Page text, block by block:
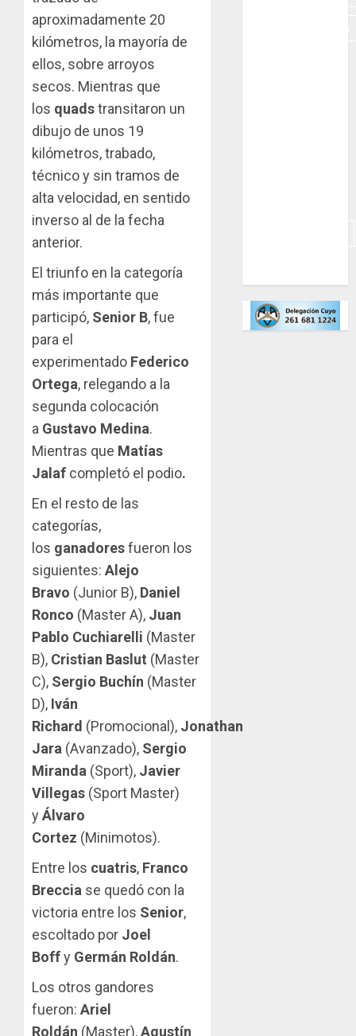
aproximadamente 20
kilómetros, la mayoría de
ellos, sobre arroyos
secos. Mientras que
los quadstransitaron un
dibujo de unos 19
kilómetros, trabado,
técnico y sin tramos de
alta velocidad, en sentido
inverso al de la fecha
anterior.
El triunfo en la categoría
más importante que
participó, Senior B, fue
para el
experimentado Federico
Ortega, relegando a la
segunda colocación
a Gustavo Medina.
Mientras que Matías
Jalaf completó el podio.
En el resto de las
categorías,
los ganadoresfueron los
siguientes: Alejo
Bravo (Junior B), Daniel
Ronco (Master A), Juan
Pablo Cuchiarelli (Master
B), Cristian Baslut (Master
C), Sergio Buchín (Master
D), Iván
Richard (Promocional), Jonathan
Jara (Avanzado), Sergio
Miranda (Sport), Javier
Villegas (Sport Master)
yÁlvaro
Cortez (Minimotos).
Entre los cuatris, Franco
Breccia se quedó con la
victoria entre los Senior,
escoltado por Joel
Boffy Germán Roldán.
Los otros gandores
fueron: Ariel
Roldán (Master),Agustín